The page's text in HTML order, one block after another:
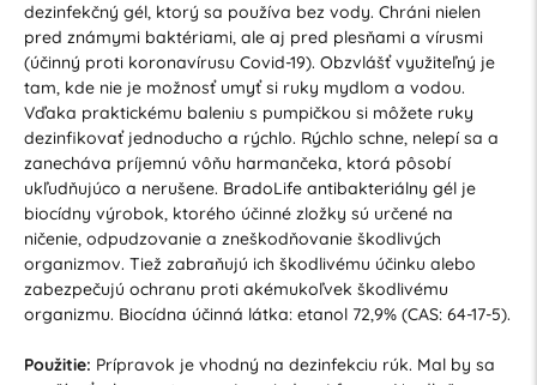
dezinfekčný gél, ktorý sa používa bez vody. Chráni nielen
pred známymi baktériami, ale aj pred plesňami a vírusmi
(účinný proti koronavírusu Covid-19). Obzvlášť využiteľný je
tam, kde nie je možnosť umyť si ruky mydlom a vodou.
Vďaka praktickému baleniu s pumpičkou si môžete ruky
dezinfikovať jednoducho a rýchlo. Rýchlo schne, nelepí sa a
zanecháva príjemnú vôňu harmančeka, ktorá pôsobí
ukľudňujúco a nerušene. BradoLife antibakteriálny gél je
biocídny výrobok, ktorého účinné zložky sú určené na
ničenie, odpudzovanie a zneškodňovanie škodlivých
organizmov. Tiež zabraňujú ich škodlivému účinku alebo
zabezpečujú ochranu proti akémukoľvek škodlivému
organizmu. Biocídna účinná látka: etanol 72,9% (CAS: 64-17-5).
Použitie: Prípravok je vhodný na dezinfekciu rúk. Mal by sa